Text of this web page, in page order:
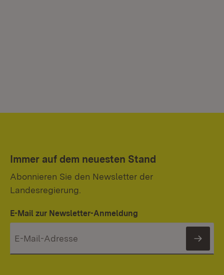
Immer auf dem neuesten Stand
Abonnieren Sie den Newsletter der
Landesregierung.
E-Mail zur Newsletter-Anmeldung